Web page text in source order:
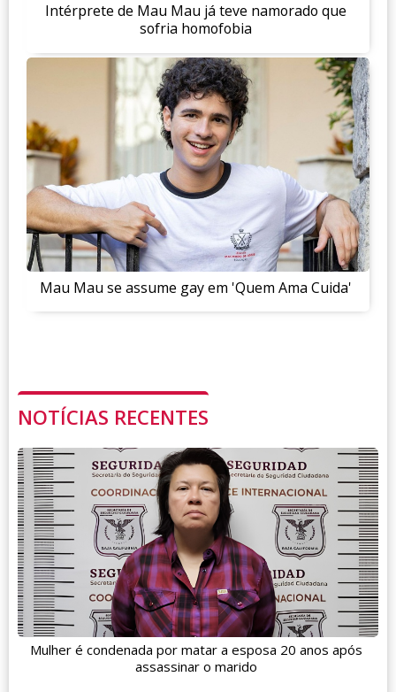
Intérprete de Mau Mau já teve namorado que
sofria homofobia
Mau Mau se assume gay em 'Quem Ama Cuida'
NOTÍCIAS RECENTES
Mulher é condenada por matar a esposa 20 anos após
assassinar o marido